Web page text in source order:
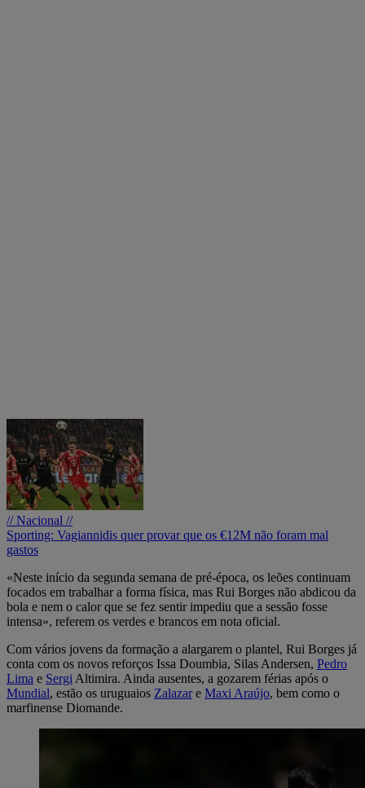
// Nacional //
Sporting: Vagiannidis quer provar que os €12M não foram mal
gastos
«Neste início da segunda semana de pré-época, os leões continuam
focados em trabalhar a forma física, mas Rui Borges não abdicou da
bola e nem o calor que se fez sentir impediu que a sessão fosse
intensa», referem os verdes e brancos em nota oficial.
Com vários jovens da formação a alargarem o plantel, Rui Borges já
conta com os novos reforços Issa Doumbia, Silas Andersen, Pedro
Lima e Sergi Altimira. Ainda ausentes, a gozarem férias após o
Mundial, estão os uruguaios Zalazare Maxi Araújo, bem como o
marfinense Diomande.